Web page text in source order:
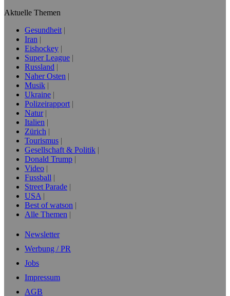
Aktuelle Themen
Gesundheit
Iran
Eishockey
Super League
Russland
Naher Osten
Musik
Ukraine
Polizeirapport
Natur
Italien
Zürich
Tourismus
Gesellschaft & Politik
Donald Trump
Video
Fussball
Street Parade
USA
Best of watson
Alle Themen
Newsletter
Werbung / PR
Jobs
Impressum
AGB